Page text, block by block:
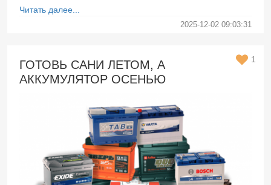
Читать далее...
2025-12-02 09:03:31
ГОТОВЬ САНИ ЛЕТОМ, А
АККУМУЛЯТОР ОСЕНЬЮ
1